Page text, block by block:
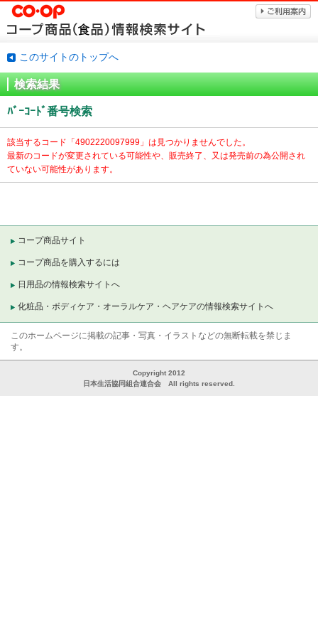
このサイトのトップへ
検索結果
ﾊﾞｰｺｰﾄﾞ番号検索
該当するコード「4902220097999」は見つかりませんでした。
最新のコードが変更されている可能性や、販売終了、又は発売前の為公開され
ていない可能性があります。
コープ商品サイト
コープ商品を購入するには
日用品の情報検索サイトへ
化粧品・ボディケア・オーラルケア・ヘアケアの情報検索サイトへ
このホームページに掲載の記事・写真・イラストなどの無断転載を禁じま
す。
Copyright 2012
日本生活協同組合連合会 All rights reserved.